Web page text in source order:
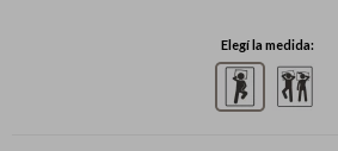
Elegí la medida: